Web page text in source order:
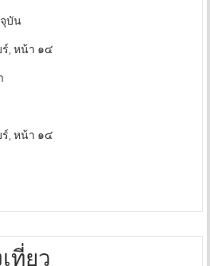
บัน
, หน้า ๑๔
, หน้า ๑๔
ที่ยว